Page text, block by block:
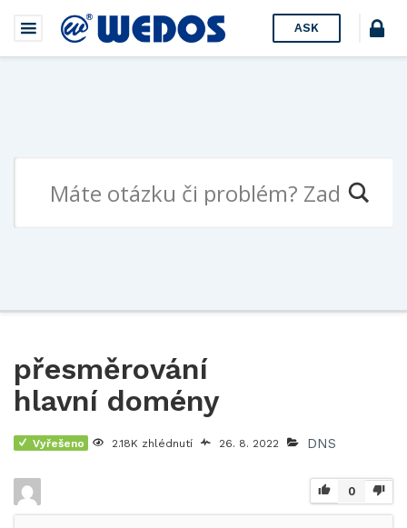
ASK
přesměrování
hlavní domény
Vyřešeno 2.18K zhlédnutí 26. 8. 2022 DNS
0